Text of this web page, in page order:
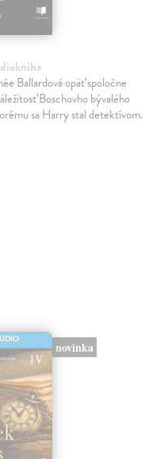
Ballardová opäť spoločne
Boschovho bývalého
sa Harry stal detektívom.
novinka